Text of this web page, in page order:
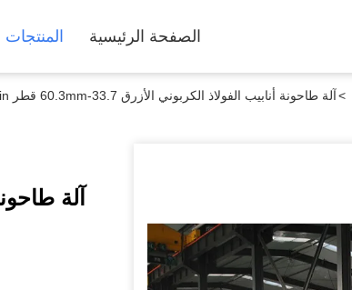
الصفحة الرئيسية المنتجات
>آلة طاحونة أنابيب الفولاذ الكربوني الأزرق 33.7-60.3mm قطر 70m/min